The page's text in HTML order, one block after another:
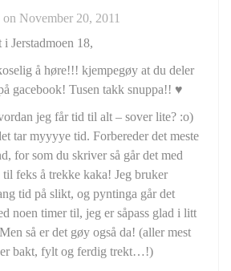
on November 20, 2011
Jerstadmoen 18,
å høre!!! kjempegøy at du deler
gacebook! Tusen takk snuppa!! ♥
jeg får tid til alt – sover lite? :o)
tar myyyye tid. Forbereder det meste
for som du skriver så går det med
til feks å trekke kaka! Jeg bruker
tid på slikt, og pyntinga går det
noen timer til, jeg er såpass glad i litt
så er det gøy også da! (aller mest
bakt, fylt og ferdig trekt…!)